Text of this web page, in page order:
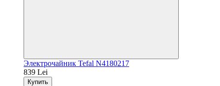
Электрочайник Tefal N4180217
839 Lei
Купить